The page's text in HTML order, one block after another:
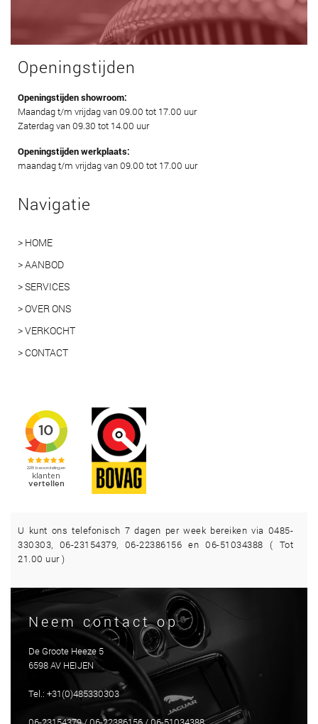
Openingstijden
Openingstijden showroom:
Maandag t/m vrijdag van 09.00 tot 17.00 uur
Zaterdag van 09.30 tot 14.00 uur
Openingstijden werkplaats:
maandag t/m vrijdag van 09.00 tot 17.00 uur
Navigatie
> HOME
> AANBOD
> SERVICES
> OVER ONS
> VERKOCHT
> CONTACT
U kunt ons telefonisch 7 dagen per week bereiken via 0485-
330303, 06-23154379, 06-22386156 en 06-51034388 ( Tot
21.00 uur )
Neem contact op
De Groote Heeze 5
6598 AV HEIJEN
Tel.: +31(0)485330303